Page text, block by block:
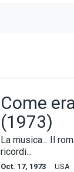
Come
(1973)
La musica... Il
ricordi...
Oct. 17, 1973 USA